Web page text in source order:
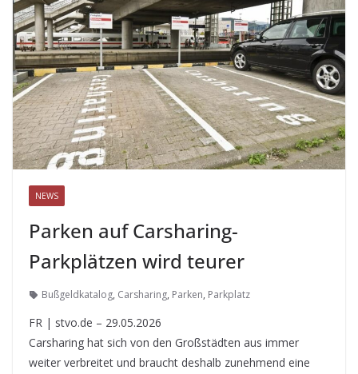
NEWS
Parken auf Carsharing-
Parkplätzen wird teurer
Bußgeldkatalog, Carsharing, Parken, Parkplatz
FR | stvo.de – 29.05.2026
Carsharing hat sich von den Großstädten aus immer
weiter verbreitet und braucht deshalb zunehmend eine